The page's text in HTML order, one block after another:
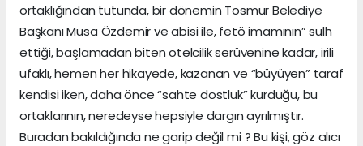
ortaklığından tutunda, bir dönemin Tosmur Belediye
Başkanı Musa Özdemir ve abisi ile, fetö imamının” sulh
ettiği, başlamadan biten otelcilik serüvenine kadar, irili
ufaklı, hemen her hikayede, kazanan ve “büyüyen” taraf
kendisi iken, daha önce “sahte dostluk” kurduğu, bu
ortaklarının, neredeyse hepsiyle dargın ayrılmıştır.
Buradan bakıldığında ne garip değil mi ? Bu kişi, göz alıcı